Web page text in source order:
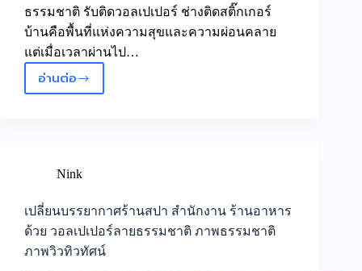
ธรรมชาติ รับติดวอลเปเปอร์ ช่างติดสติ๊กเกอร์
บ้านคือพื้นที่แห่งความสุขและความผ่อนคลาย
แต่เมื่อเวลาผ่านไป…
อ่านต่อเปลี่ยน
โดย
ต้อง
รี
โน
Nink
เปลี่ยนบรรยากาศร้านสปา สำนักงาน ร้านอาหาร
ด้วย วอลเปเปอร์ลายธรรมชาติ ภาพธรรมชาติ
ภาพวิวทิวทัศน์